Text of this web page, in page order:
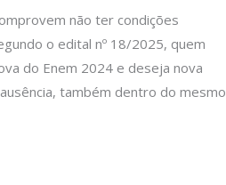
não ter condições
o edital nº 18/2025, quem
do Enem 2024 e deseja nova
também dentro do mesmo